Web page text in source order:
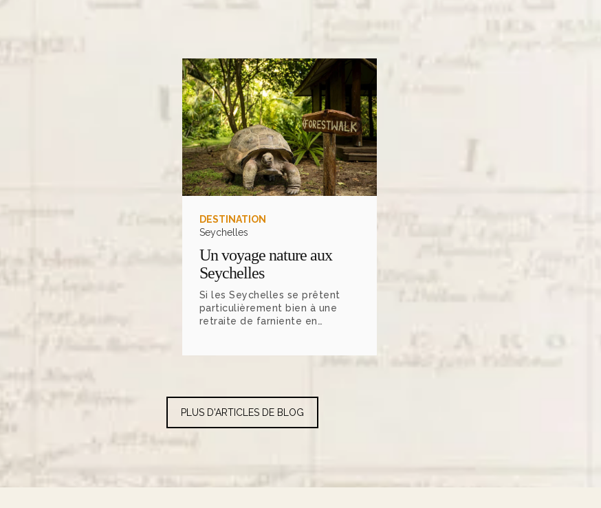
DESTINATION
Seychelles
Un voyage nature aux
Seychelles
Si les Seychelles se prêtent
particulièrement bien à une
retraite de farniente en
PLUS D'ARTICLES DE BLOG